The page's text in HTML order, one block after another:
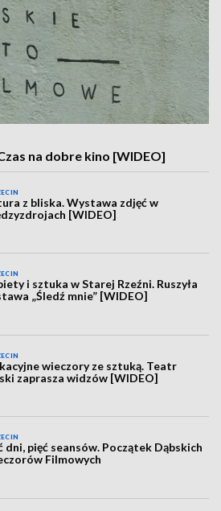
na dobre kino [WIDEO]
z bliska. Wystawa zdjęć w
[WIDEO]
i sztuka w Starej Rzeźni. Ruszyła
„Śledź mnie” [WIDEO]
wieczory ze sztuką. Teatr
zaprasza widzów [WIDEO]
dni, pięć seansów. Początek Dąbskich
Filmowych